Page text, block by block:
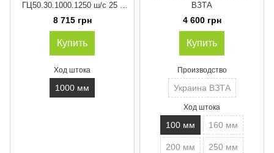
ГЦ50.30.1000.1250 ш/с 25 (
ход штока 1000 мм)
8 715 грн
Купить
Ход штока
1000 мм
ВЗТА
4 600 грн
Купить
Производство
Украина ВЗТА
Ход штока
100 мм 160 мм
200 мм 250 мм